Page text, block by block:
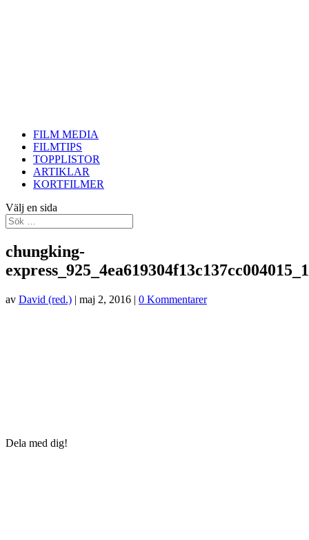
FILM MEDIA
FILMTIPS
TOPPLISTOR
ARTIKLAR
KORTFILMER
Välj en sida
chungking-
av David (red.) | maj 2, 2016 | 0 Kommentarer
Dela med dig!